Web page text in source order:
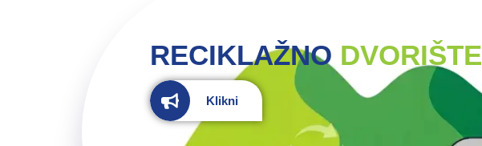
RECIKLAŽNO DVORIŠTE
Klikni